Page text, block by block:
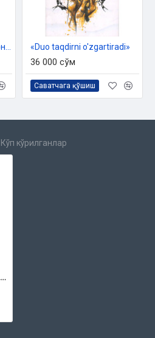
«Duo taqdirni o'zgartiradi»
36 000 сўм
Саватчага қўшиш
Кўп кўрилганлар
«Мусулмоннинг ҳамроҳи» (Кундалик ва зарурий дуолар)